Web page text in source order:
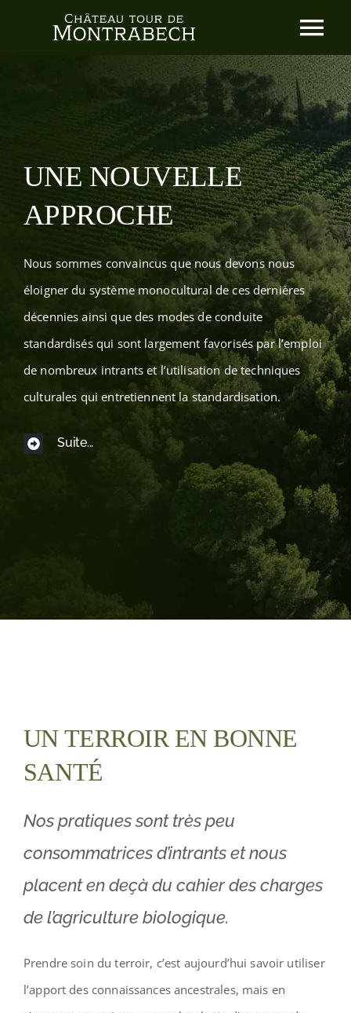
Nos Vins
Contact
Famille d’Exéa
Boutique
EN
UNE NOUVELLE
APPROCHE
Nous sommes convaincus que nous devons nous
éloigner du système monocultural de ces dernières
décennies ainsi que des modes de conduite
standardisés qui sont largement favorisés par l’emploi
de nombreux intrants et l’utilisation de techniques
culturales qui entretiennent la standardisation.
Suite...
UN TERROIR EN BONNE
SANTÉ
Nos pratiques sont très peu
consommatrices d’intrants et nous
placent en deçà du cahier des charges
de l’agriculture biologique.
Prendre soin du terroir, c’est aujourd’hui savoir utiliser
l’apport des connaissances ancestrales, mais en